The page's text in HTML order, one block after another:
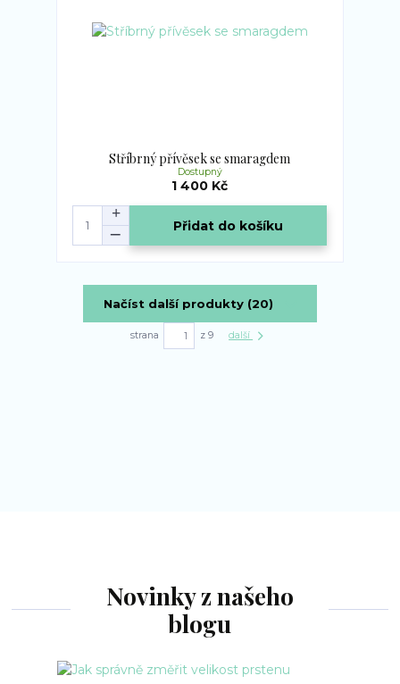
Stříbrný přívěsek se smaragdem
1 400 Kč
Dostupný
Přidat do košíku
Načíst další produkty (20)
strana z 9 další
Novinky z našeho
blogu